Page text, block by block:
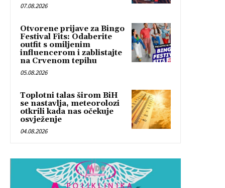
07.08.2026
Otvorene prijave za Bingo
Festival Fits: Odaberite
outfit s omiljenim
influencerom i zablistajte
na Crvenom tepihu
05.08.2026
Toplotni talas širom BiH
se nastavlja, meteorolozi
otkrili kada nas očekuje
osvježenje
04.08.2026